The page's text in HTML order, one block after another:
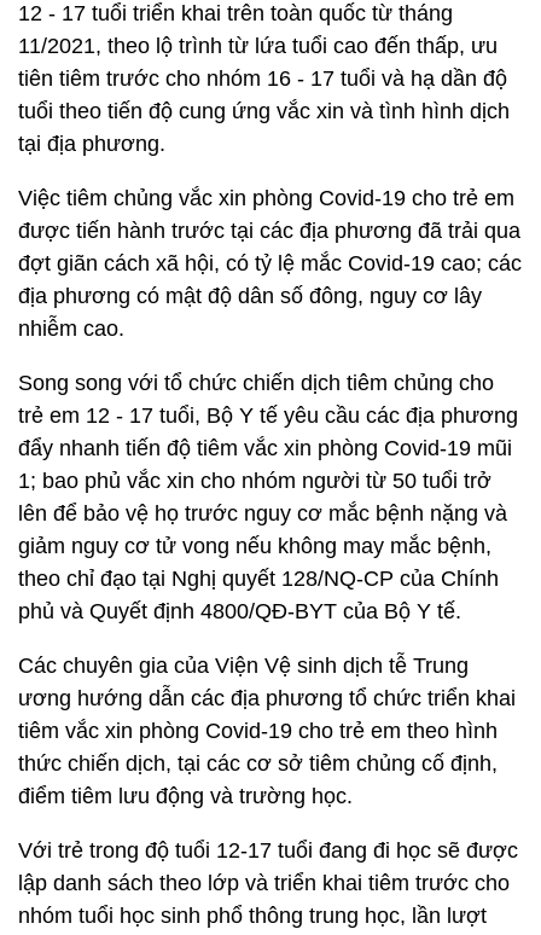
12 - 17 tuổi triển khai trên toàn quốc từ tháng
11/2021, theo lộ trình từ lứa tuổi cao đến thấp, ưu
tiên tiêm trước cho nhóm 16 - 17 tuổi và hạ dần độ
tuổi theo tiến độ cung ứng vắc xin và tình hình dịch
tại địa phương.
Việc tiêm chủng vắc xin phòng Covid-19 cho trẻ em
được tiến hành trước tại các địa phương đã trải qua
đợt giãn cách xã hội, có tỷ lệ mắc Covid-19 cao; các
địa phương có mật độ dân số đông, nguy cơ lây
nhiễm cao.
Song song với tổ chức chiến dịch tiêm chủng cho
trẻ em 12 - 17 tuổi, Bộ Y tế yêu cầu các địa phương
đẩy nhanh tiến độ tiêm vắc xin phòng Covid-19 mũi
1; bao phủ vắc xin cho nhóm người từ 50 tuổi trở
lên để bảo vệ họ trước nguy cơ mắc bệnh nặng và
giảm nguy cơ tử vong nếu không may mắc bệnh,
theo chỉ đạo tại Nghị quyết 128/NQ-CP của Chính
phủ và Quyết định 4800/QĐ-BYT của Bộ Y tế.
Các chuyên gia của Viện Vệ sinh dịch tễ Trung
ương hướng dẫn các địa phương tổ chức triển khai
tiêm vắc xin phòng Covid-19 cho trẻ em theo hình
thức chiến dịch, tại các cơ sở tiêm chủng cố định,
điểm tiêm lưu động và trường học.
Với trẻ trong độ tuổi 12-17 tuổi đang đi học sẽ được
lập danh sách theo lớp và triển khai tiêm trước cho
nhóm tuổi học sinh phổ thông trung học, lần lượt